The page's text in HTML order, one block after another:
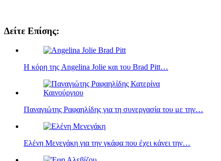
Δείτε Επίσης:
Η κόρη της Angelina Jolie και του Brad Pitt…
Παναγιώτης Ραφαηλίδης για τη συνεργασία του με την…
Ελένη Μενεγάκη για την γκάφα που έχει κάνει την…